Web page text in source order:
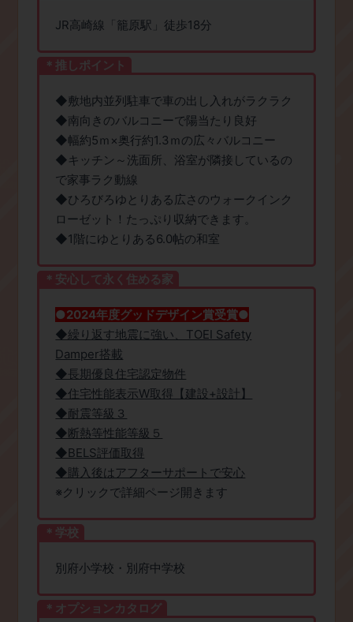
JR高崎線「籠原駅」徒歩18分
＊推しポイント
◆敷地内並列駐車で車の出し入れがラクラク
◆南向きのバルコニーで陽当たり良好
◆幅約5ｍ×奥行約1.3ｍの広々バルコニー
◆キッチン～洗面所、浴室が隣接しているの
で家事ラク動線
◆ひろびろゆとりある広さのウォークインク
ローゼット！たっぷり収納できます。
◆1階にゆとりある6.0帖の和室
＊安心して永く住める家
●2024年度グッドデザイン賞受賞●
◆繰り返す地震に強い、TOEI Safety
Damper搭載
◆長期優良住宅認定物件
◆住宅性能表示W取得【建設+設計】
◆耐震等級３
◆断熱等性能等級５
◆BELS評価取得
◆購入後はアフターサポートで安心
※クリックで詳細ページ開きます
＊学校
別府小学校・別府中学校
＊オプションカタログ